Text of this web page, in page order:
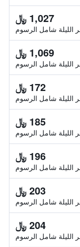
1,027 ﷼
الليلة شامل الرسوم
1,069 ﷼
الليلة شامل الرسوم
172 ﷼
الليلة شامل الرسوم
185 ﷼
الليلة شامل الرسوم
196 ﷼
الليلة شامل الرسوم
203 ﷼
الليلة شامل الرسوم
204 ﷼
الليلة شامل الرسوم